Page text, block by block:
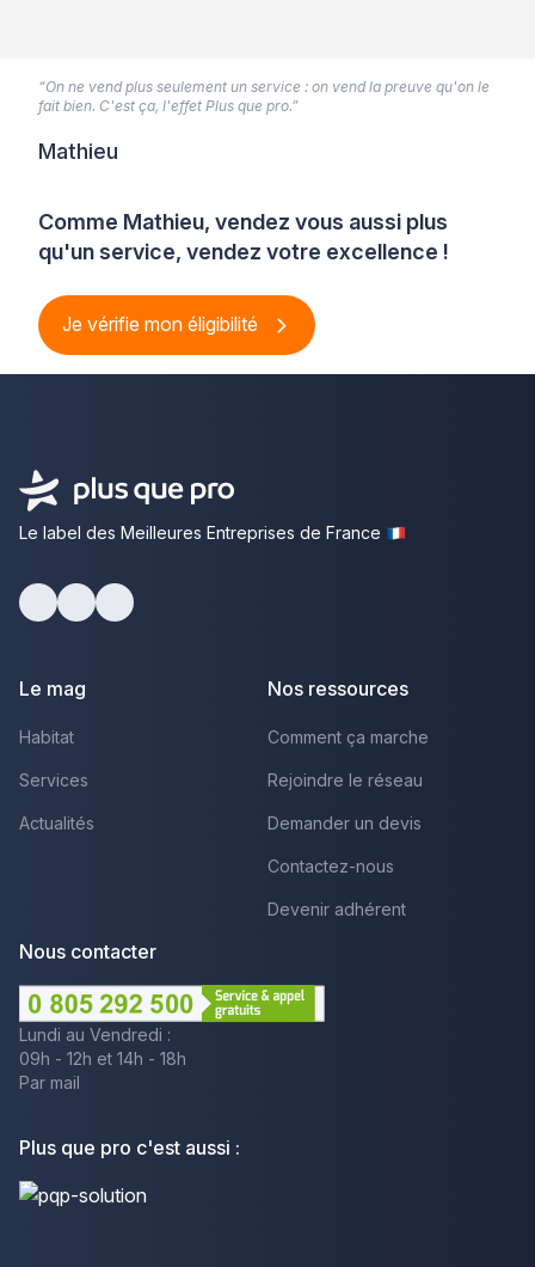
Comme Mathieu, vendez vous aussi plus
qu'un service, vendez votre excellence !
Je vérifie mon éligibilité
“On ne vend plus seulement un service : on vend la preuve qu'on le
fait bien. C'est ça, l'effet Plus que pro.”
Mathieu
Le label des Meilleures Entreprises de France
Le mag
Habitat
Services
Actualités
Nos ressources
Comment ça marche
Rejoindre le réseau
Demander un devis
Contactez-nous
Devenir adhérent
Nous contacter
Lundi au Vendredi :
09h - 12h et 14h - 18h
Par mail
Plus que pro c'est aussi :